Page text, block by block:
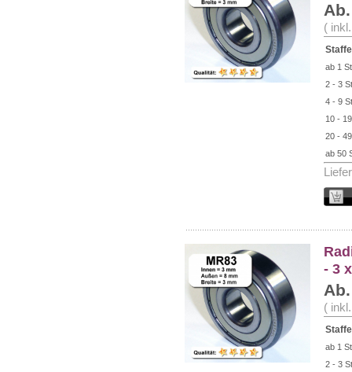
(
ab 1
2 - 3
4 - 9
10 -
20 -
ab 50
- 3
(
ab 1
2 - 3